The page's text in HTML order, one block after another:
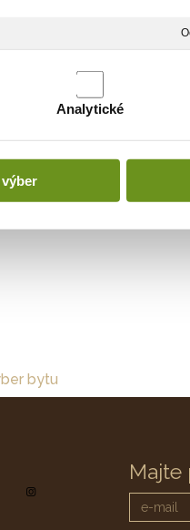
bytu
Analytické
Majte